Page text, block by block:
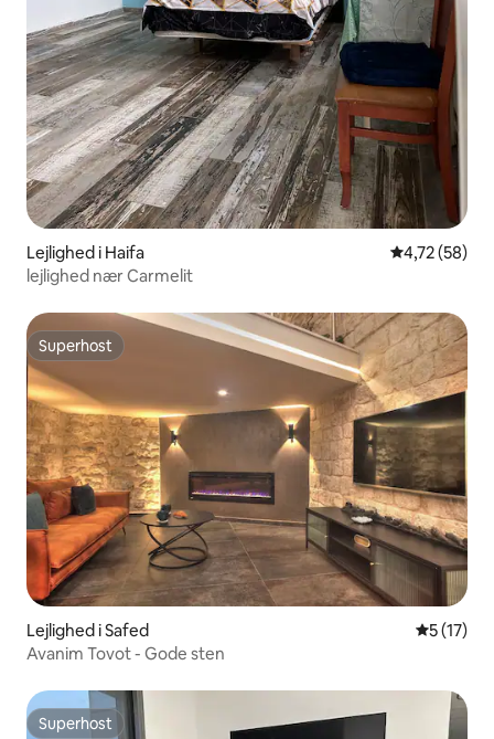
Lejlighed i Haifa 4,72 ud af 5
4,72 (58)
lejlighed nær Carmelit
Superhost
Superhost
Lejlighed i Safed 5 ud af 5
5 (17)
Avanim Tovot - Gode sten
Superhost
Superhost